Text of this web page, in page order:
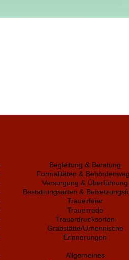
Begleitung & Beratung
Formalitäten &
Versorgung & Überführung
Bestattungsarten &
Trauerfeier
Trauerrede
Trauerdrucksorten
Grabstätte/Urnennische
Erinnerungen
Allgemeines